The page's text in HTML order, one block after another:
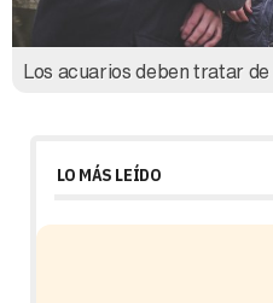
Los acuarios deben tratar
LO MÁS LEÍDO